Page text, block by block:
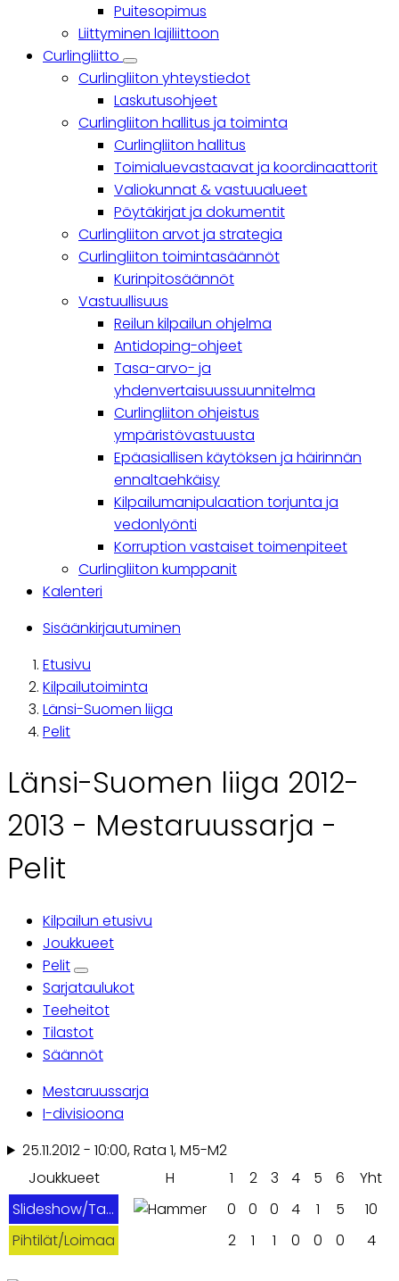
Puitesopimus
Liittyminen lajiliittoon
Curlingliitto
Curlingliitto
sub-
navigation
Curlingliiton yhteystiedot
Laskutusohjeet
Curlingliiton hallitus ja toiminta
Curlingliiton hallitus
Toimialuevastaavat ja koordinaattorit
Valiokunnat & vastuualueet
Pöytäkirjat ja dokumentit
Curlingliiton arvot ja strategia
Curlingliiton toimintasäännöt
Kurinpitosäännöt
Vastuullisuus
Reilun kilpailun ohjelma
Antidoping-ohjeet
Tasa-arvo- ja
yhdenvertaisuussuunnitelma
Curlingliiton ohjeistus
ympäristövastuusta
Epäasiallisen käytöksen ja häirinnän
ennaltaehkäisy
Kilpailumanipulaation torjunta ja
vedonlyönti
Korruption vastaiset toimenpiteet
Curlingliiton kumppanit
Kalenteri
Käyttäjävalikko
Sisäänkirjautuminen
Breadcrumb
Etusivu
Kilpailutoiminta
Länsi-Suomen liiga
Pelit
Länsi-Suomen liiga 2012-
2013 - Mestaruussarja -
Pelit
Ensisijaiset
välilehdet
Kilpailun etusivu
Joukkueet
Pelit
Sarjataulukot
Teeheitot
Tilastot
Säännöt
Mestaruussarja
I-divisioona
25.11.2012 - 10:00, Rata 1, M5-M2
Joukkueet
H 1 2 3 4 5 6
Yht
Slideshow/TaCu
0 0 0 4 1 5
10
Pihtilät/Loimaa
2 1 1 0 0 0 4